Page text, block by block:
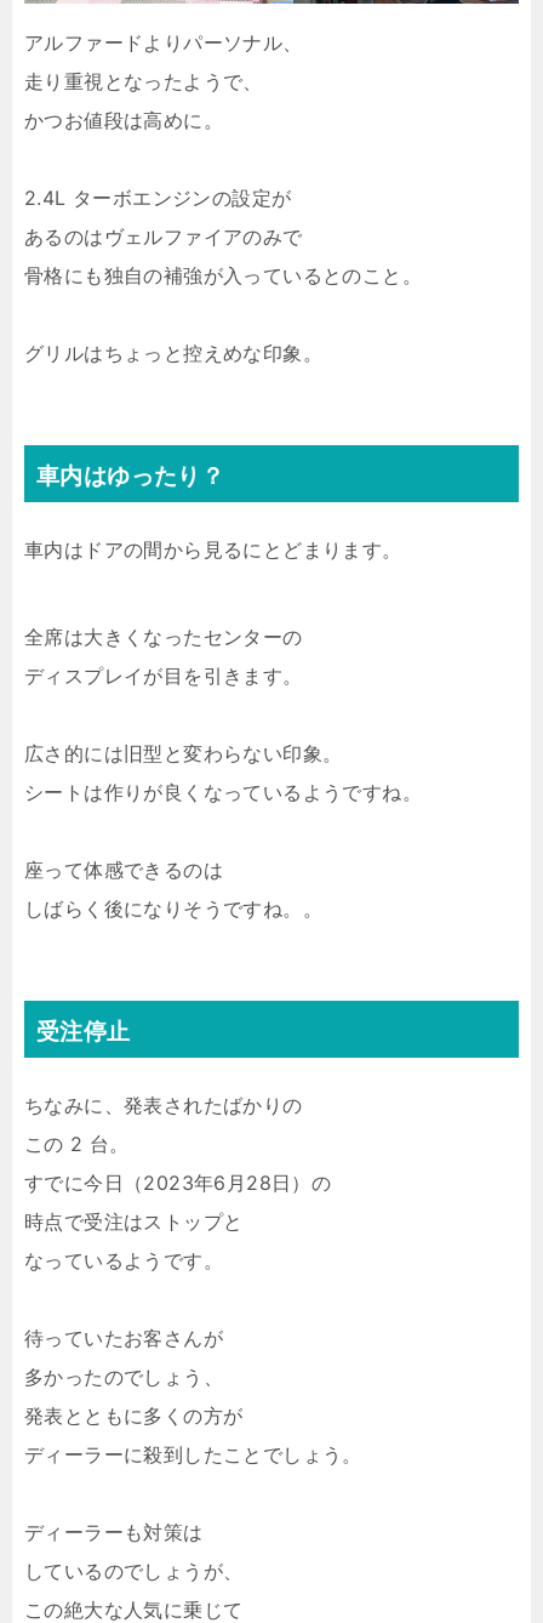
アルファードよりパーソナル、
走り重視となったようで、
かつお値段は高めに。
2.4L ターボエンジンの設定が
あるのはヴェルファイアのみで
骨格にも独自の補強が入っているとのこと。
グリルはちょっと控えめな印象。
車内はゆったり？
車内はドアの間から見るにとどまります。
全席は大きくなったセンターの
ディスプレイが目を引きます。
広さ的には旧型と変わらない印象。
シートは作りが良くなっているようですね。
座って体感できるのは
しばらく後になりそうですね。。
受注停止
ちなみに、発表されたばかりの
この 2 台。
すでに今日（2023年6月28日）の
時点で受注はストップと
なっているようです。
待っていたお客さんが
多かったのでしょう、
発表とともに多くの方が
ディーラーに殺到したことでしょう。
ディーラーも対策は
しているのでしょうが、
この絶大な人気に乗じて